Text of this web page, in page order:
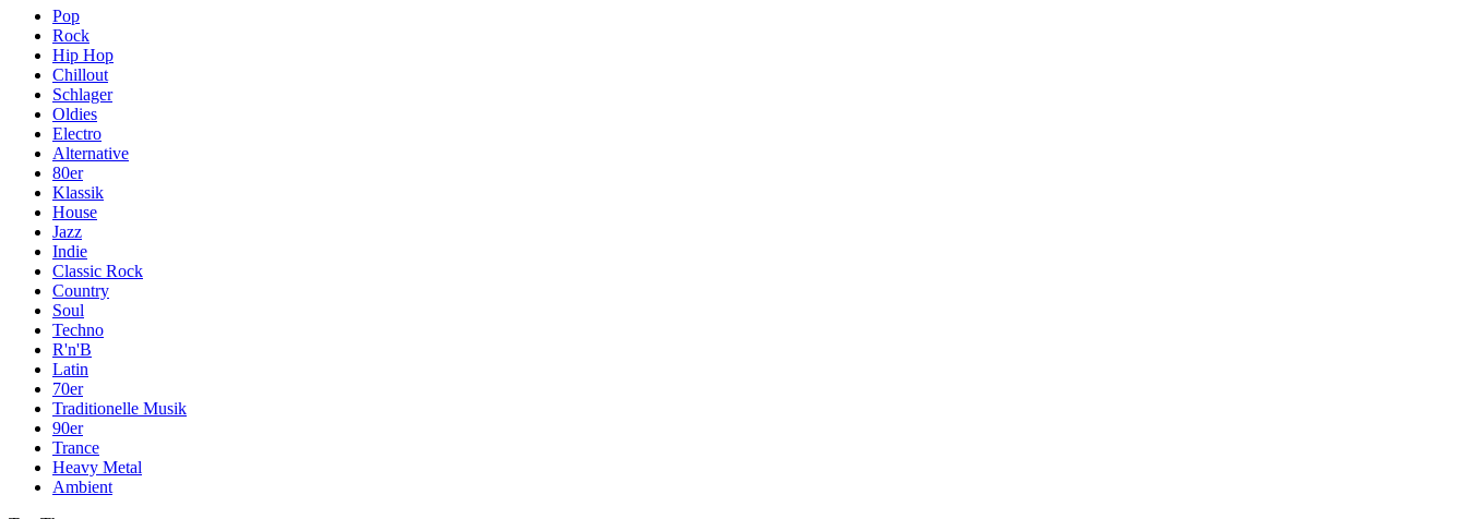
Pop
Rock
Hip Hop
Chillout
Schlager
Oldies
Electro
Alternative
80er
Klassik
House
Jazz
Indie
Classic Rock
Country
Soul
Techno
R'n'B
Latin
70er
Traditionelle Musik
90er
Trance
Heavy Metal
Ambient